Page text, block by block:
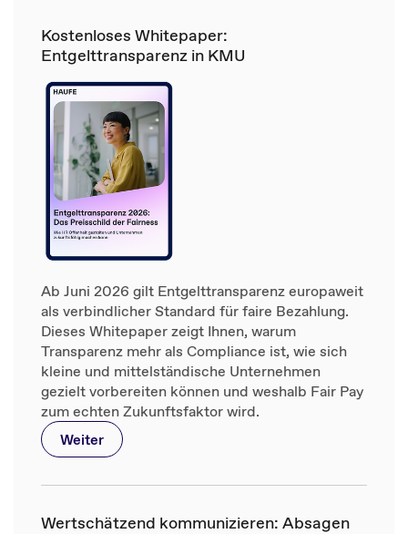
Kostenloses Whitepaper:
Entgelttransparenz in KMU
Ab Juni 2026 gilt Entgelttransparenz europaweit
als verbindlicher Standard für faire Bezahlung.
Dieses Whitepaper zeigt Ihnen, warum
Transparenz mehr als Compliance ist, wie sich
kleine und mittelständische Unternehmen
gezielt vorbereiten können und weshalb Fair Pay
zum echten Zukunftsfaktor wird.
Weiter
Wertschätzend kommunizieren: Absagen